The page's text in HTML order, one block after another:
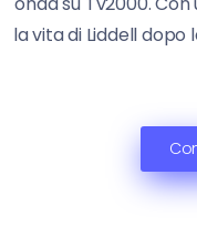
la vita di Liddell dopo